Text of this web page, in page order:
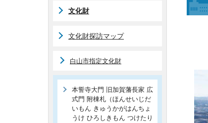
文化財
文化財探訪マップ
白山市指定文化財
本誓寺大門 旧加賀藩長家 広
式門 附棟札（ほんせいじだ
いもん きゅうかがはんちょ
うけ ひろしきもん つけたり